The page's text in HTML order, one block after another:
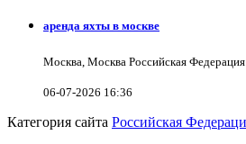
аренда яхты в москве
Москва, Москва Российская Федерация
06-07-2026 16:36
Категория сайта Российская